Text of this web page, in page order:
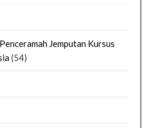
Jemputan Kursus
(54)